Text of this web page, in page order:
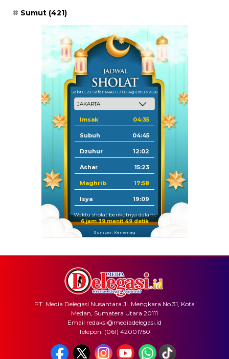
Sumut (421)
Sabtu, 23 Safar 1448 H / 08 Agustus 2026
Imsak 04:35
Subuh 04:45
Dzuhur 12:02
Ashar 15:23
Maghrib 17:58
Isya 19:09
Waktu sholat berikutnya dalam:
6 jam 39 menit 49 detik
Sumber: Kemenag
PT. Media Delegasi Nusantara Jl. Mengkara No.31, Kota
Medan, Sumatera Utara 20111
Email redaksi@mediadelegasi.id
Telepon: (061) 42001750